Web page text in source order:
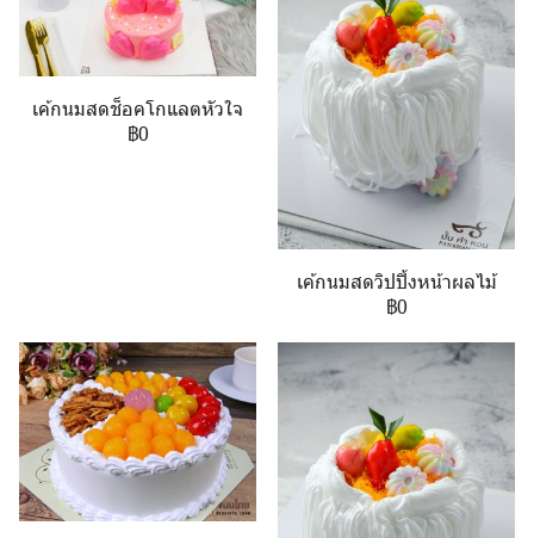
เค้กนมสดช็อคโกแลตหัวใจ
฿0
เค้กนมสดวิปปิ้งหน้าผลไม้
฿0